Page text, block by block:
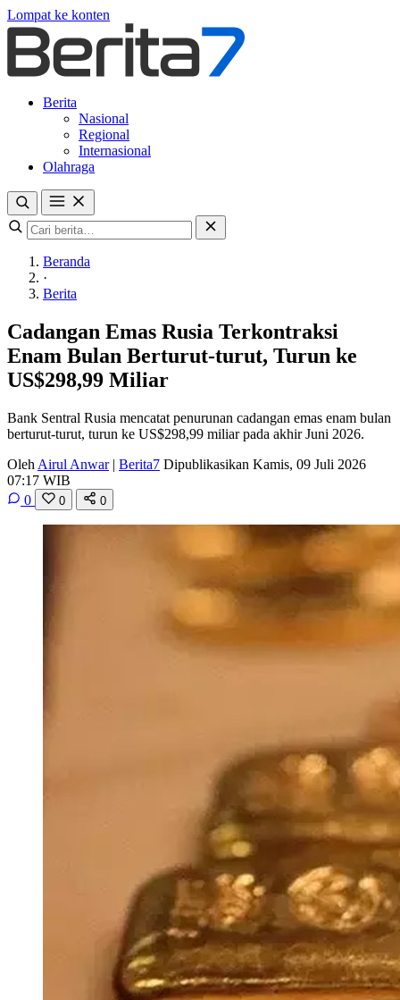
Lompat ke konten
Berita
Nasional
Regional
Internasional
Olahraga
Beranda
·
Berita
Cadangan Emas Rusia Terkontraksi
Enam Bulan Berturut-turut, Turun ke
US$298,99 Miliar
Bank Sentral Rusia mencatat penurunan cadangan emas enam bulan
berturut-turut, turun ke US$298,99 miliar pada akhir Juni 2026.
Oleh Airul Anwar | Berita7 Dipublikasikan Kamis, 09 Juli 2026
07:17 WIB
0
0 0